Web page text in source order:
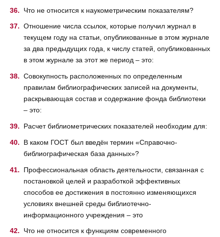
Что не относится к наукометрическим показателям?
Отношение числа ссылок, которые получил журнал в
текущем году на статьи, опубликованные в этом журнале
за два предыдущих года, к числу статей, опубликованных
в этом журнале за этот же период – это:
Совокупность расположенных по определенным
правилам библиографических записей на документы,
раскрывающая состав и содержание фонда библиотеки
– это:
Расчет библиометрических показателей необходим для:
В каком ГОСТ был введён термин «Справочно-
библиографическая база данных»?
Профессиональная область деятельности, связанная с
постановкой целей и разработкой эффективных
способов ее достижения в постоянно изменяющихся
условиях внешней среды библиотечно-
информационного учреждения – это
Что не относится к функциям современного